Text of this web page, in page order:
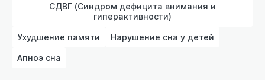
СДВГ (Синдром дефицита внимания и
гиперактивности)
Ухудшение памяти Нарушение сна у детей
Апноэ сна